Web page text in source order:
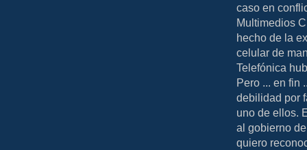
caso en
Multimedios
hecho de la
celular de
Telefónica
Pero ... en fin
debilidad por
uno de ellos.
al gobierno
quiero